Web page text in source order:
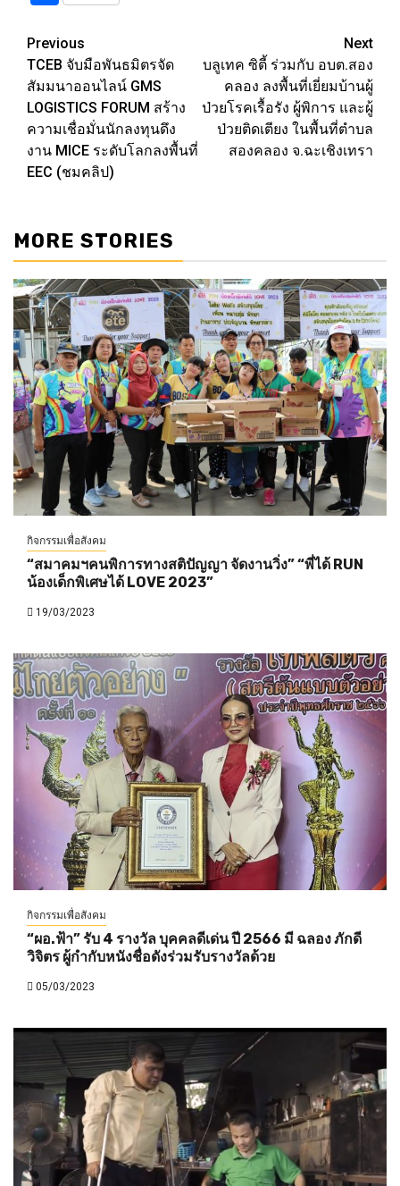
Post
navigation
Previous
TCEB จับมือพันธมิตรจัด
สัมมนาออนไลน์ GMS
LOGISTICS FORUM สร้าง
ความเชื่อมั่นนักลงทุนดึง
งาน MICE ระดับโลกลงพื้นที่
EEC (ชมคลิป)
Next
บลูเทค ซิตี้ ร่วมกับ อบต.สอง
คลอง ลงพื้นที่เยี่ยมบ้านผู้
ป่วยโรคเรื้อรัง ผู้พิการ และผู้
ป่วยติดเตียง ในพื้นที่ตำบล
สองคลอง จ.ฉะเชิงเทรา
MORE STORIES
กิจกรรมเพื่อสังคม
“สมาคมฯคนพิการทางสติปัญญา จัดงานวิ่ง” “พี่ได้ RUN
น้องเด็กพิเศษได้ LOVE 2023”
19/03/2023
กิจกรรมเพื่อสังคม
“ผอ.ฟ้า” รับ 4 รางวัล บุคคลดีเด่น ปี 2566 มี ฉลอง ภักดี
วิจิตร ผู้กำกับหนังชื่อดังร่วมรับรางวัลด้วย
05/03/2023